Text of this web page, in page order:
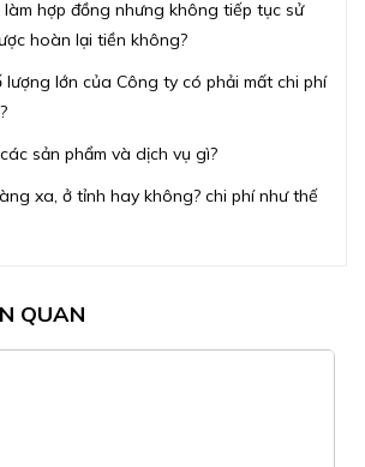
hợp đồng nhưng không tiếp tục sử
hoàn lại tiền không?
lượng lớn của Công ty có phải mất chi phí
sản phẩm và dịch vụ gì?
xa, ở tỉnh hay không? chi phí như thế
QUAN